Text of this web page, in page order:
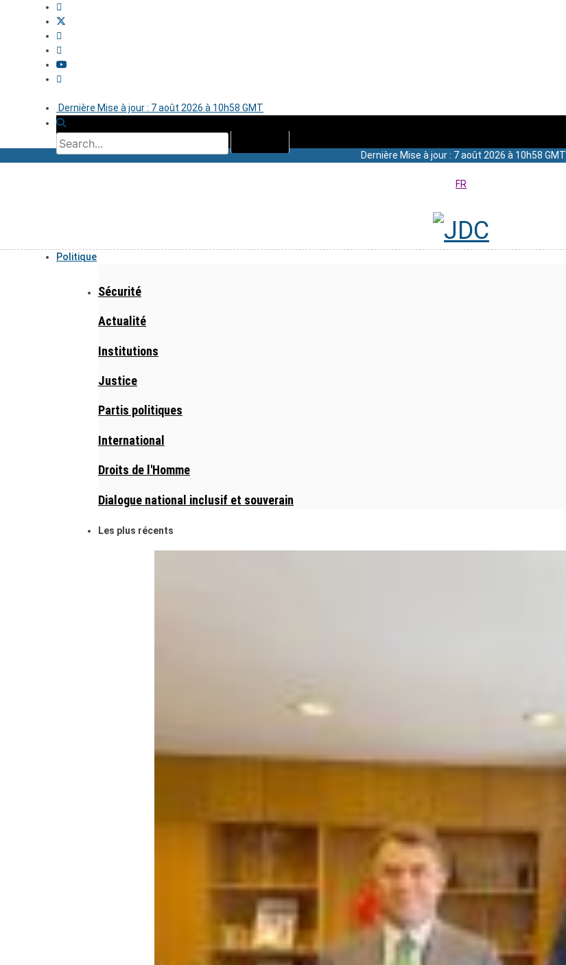
Dernière Mise à jour : 7 août 2026 à 10h58 GMT
Dernière Mise à jour : 7 août 2026 à 10h58 GMT
FR
Politique
Sécurité
Actualité
Institutions
Justice
Partis politiques
International
Droits de l'Homme
Dialogue national inclusif et souverain
Les plus récents